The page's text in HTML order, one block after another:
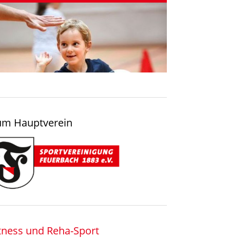
Hauptverein
und Reha-Sport